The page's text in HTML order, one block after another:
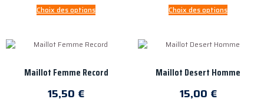
Choix des options Choix des options
Maillot Femme Record
15,50 €
Maillot Desert Homme
15,00 €